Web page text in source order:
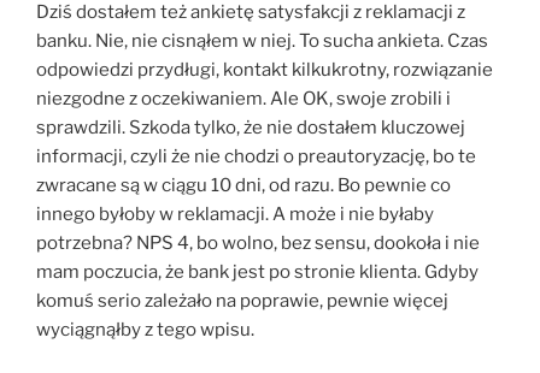
Dziś dostałem też ankietę satysfakcji z reklamacji z
banku. Nie, nie cisnąłem w niej. To sucha ankieta. Czas
odpowiedzi przydługi, kontakt kilkukrotny, rozwiązanie
niezgodne z oczekiwaniem. Ale OK, swoje zrobili i
sprawdzili. Szkoda tylko, że nie dostałem kluczowej
informacji, czyli że nie chodzi o preautoryzację, bo te
zwracane są w ciągu 10 dni, od razu. Bo pewnie co
innego byłoby w reklamacji. A może i nie byłaby
potrzebna? NPS 4, bo wolno, bez sensu, dookoła i nie
mam poczucia, że bank jest po stronie klienta. Gdyby
komuś serio zależało na poprawie, pewnie więcej
wyciągnąłby z tego wpisu.